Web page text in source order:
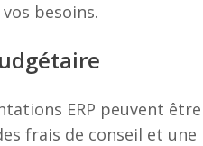
besoins.
ERP peuvent
frais de conseil et